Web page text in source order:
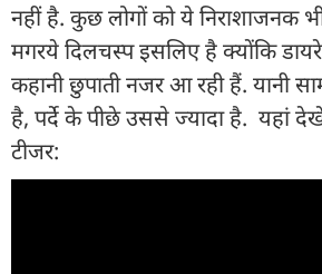
नहीं है. कुछ लोगों को ये निराशाजनक
मगरये दिलचस्प इसलिए है क्योंकि
कहानी छुपाती नजर आ रही हैं. यानी
है, पर्दे के पीछे उससे ज्यादा है. यहां
टीजर: